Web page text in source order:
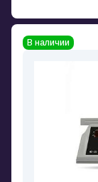
В наличии